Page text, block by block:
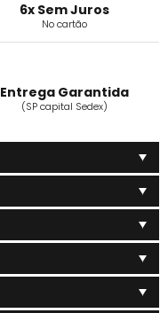
6x Sem Juros
No cartão
Entrega Garantida
(SP capital Sedex)